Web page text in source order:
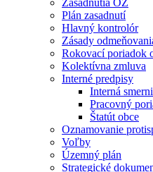
Zasadnutia OZ
Plán zasadnutí
Hlavný kontrolór
Zásady
Rokovací poriadok
Kolektívna zmluva
Interné predpisy
Interná
Pracovný
Štatút obce
Oznamovanie
Voľby
Územný plán
Strategické